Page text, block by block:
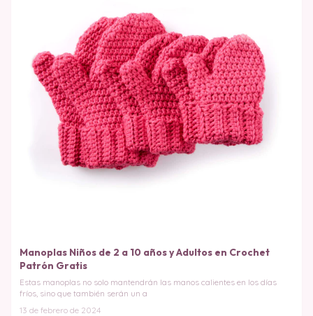
Manoplas Niños de 2 a 10 años y Adultos en Crochet
Patrón Gratis
Estas manoplas no solo mantendrán las manos calientes en los días
fríos, sino que también serán un a
13 de febrero de 2024